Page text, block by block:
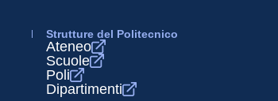
Strutture del Politecnico
Ateneo
Scuole
Poli
Dipartimenti